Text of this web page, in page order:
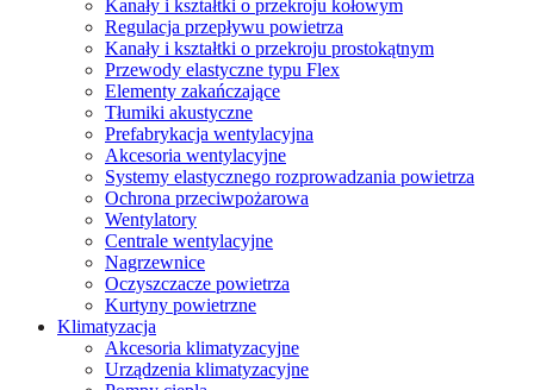
Kanały i kształtki o przekroju kołowym
Regulacja przepływu powietrza
Kanały i kształtki o przekroju prostokątnym
Przewody elastyczne typu Flex
Elementy zakańczające
Tłumiki akustyczne
Prefabrykacja wentylacyjna
Akcesoria wentylacyjne
Systemy elastycznego rozprowadzania powietrza
Ochrona przeciwpożarowa
Wentylatory
Centrale wentylacyjne
Nagrzewnice
Oczyszczacze powietrza
Kurtyny powietrzne
Klimatyzacja
Akcesoria klimatyzacyjne
Urządzenia klimatyzacyjne